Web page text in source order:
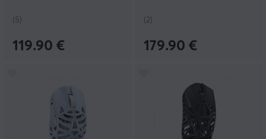
(5)
119.90 €
(2)
179.90 €